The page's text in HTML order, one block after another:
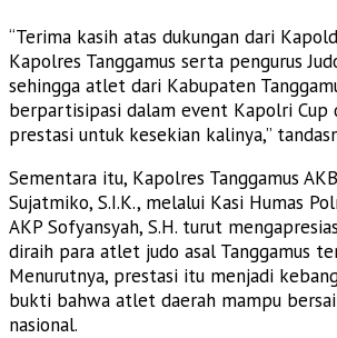
“Terima kasih atas dukungan dari
Kapolres Tanggamus serta pengurus
sehingga atlet dari Kabupaten
berpartisipasi dalam event Kapolri Cup
prestasi untuk kesekian kalinya,”
Sementara itu, Kapolres Tanggamus
Sujatmiko, S.I.K., melalui Kasi Humas
AKP Sofyansyah, S.H. turut
diraih para atlet judo asal Tanggamus
Menurutnya, prestasi itu menjadi
bukti bahwa atlet daerah mampu
nasional.